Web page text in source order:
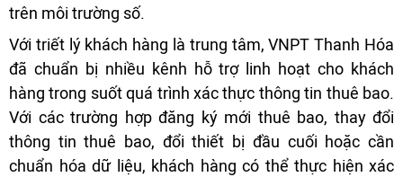
trên môi trường số.
Với triết lý khách hàng là trung tâm, VNPT Thanh Hóa
đã chuẩn bị nhiều kênh hỗ trợ linh hoạt cho khách
hàng trong suốt quá trình xác thực thông tin thuê bao.
Với các trường hợp đăng ký mới thuê bao, thay đổi
thông tin thuê bao, đổi thiết bị đầu cuối hoặc cần
chuẩn hóa dữ liệu, khách hàng có thể thực hiện xác